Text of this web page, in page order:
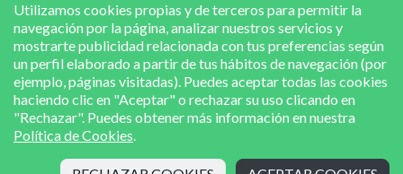
POLÍTICA DE COOKIES
Utilizamos cookies propias y de terceros para permitir la
navegación por la página, analizar nuestros servicios y
mostrarte publicidad relacionada con tus preferencias según
un perfil elaborado a partir de tus hábitos de navegación (por
ejemplo, páginas visitadas). Puedes aceptar todas las cookies
haciendo clic en "Aceptar" o rechazar su uso clicando en
"Rechazar". Puedes obtener más información en nuestra
Política de Cookies.